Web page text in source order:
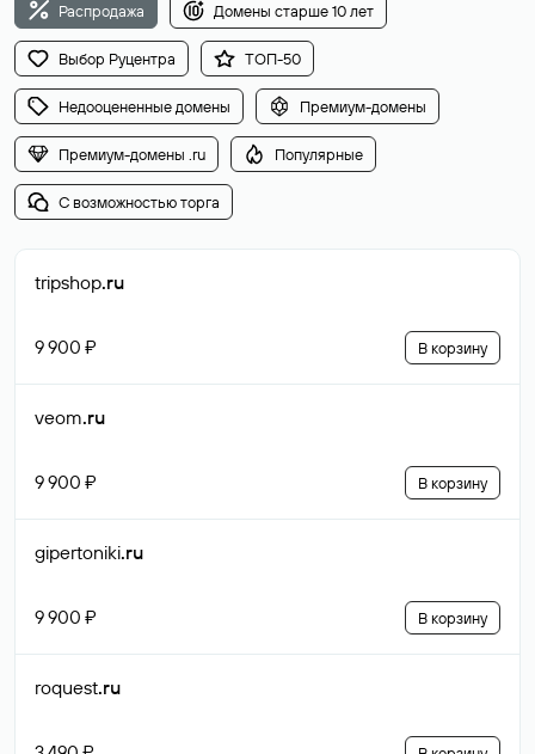
Распродажа Домены старше 10 лет
Выбор Руцентра ТОП-50
Недооцененные домены Премиум-домены
Премиум-домены .ru Популярные
С возможностью торга
tripshop.ru
9 900 ₽ В корзину
veom.ru
9 900 ₽ В корзину
gipertoniki.ru
9 900 ₽ В корзину
roquest.ru